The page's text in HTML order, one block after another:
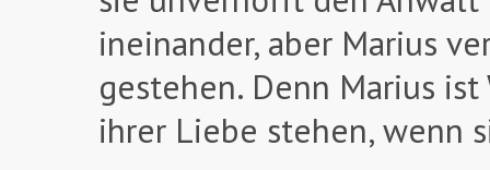
ineinander, aber Marius
gestehen. Denn Marius
ihrer Liebe stehen, wenn